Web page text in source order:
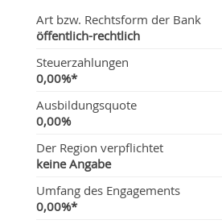
Art bzw. Rechtsform der Bank
öffentlich-rechtlich
Steuerzahlungen
0,00%*
Ausbildungsquote
0,00%
Der Region verpflichtet
keine Angabe
Umfang des Engagements
0,00%*